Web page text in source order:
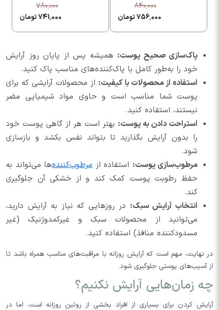
840,000
756,000 تومان
780,000
741,000 تومان
پاک‌سازی صحیح پوست: همیشه پس از پایان روز آرایش
خود را به‌طور کامل با پاک‌کننده‌های مناسب پاک کنید.
استفاده از محصولات با کیفیت: از محصولات آرایشی که برای
پوست شما مناسب است و حاوی مواد شیمیایی مضر
نیستند، استفاده کنید.
استراحت دادن به پوست: بهتر است هر از گاهی پوست خود
را بدون آرایش بگذارید تا بتواند نفس بکشد و بازسازی
شود.
مرطوب‌سازی پوست: استفاده از مرطوب‌کننده‌ها می‌تواند به
حفظ رطوبت پوست کمک کند و از خشکی آن جلوگیری
کند.
انتخاب آرایش سبک: در روزهایی که نیاز به آرایش دارید،
می‌توانید از محصولات سبک و غیرکمدوژنیک (غیر
مسدودکننده منافذ) استفاده کنید.
در نهایت، مهم است که آرایش روزانه با مراقبت‌های مناسب همراه باشد تا
از آسیب‌های پوستی جلوگیری شود.
چه زمان‌هایی آرایش نکنیم؟
آرایش کردن برای بسیاری از افراد بخشی از روتین روزانه است، اما در